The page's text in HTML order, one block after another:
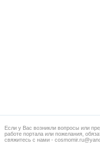
Если у Вас возникли вопросы или
работe портала или пожелания,
свяжитесь с нами -